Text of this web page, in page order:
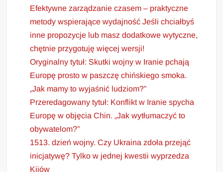
Efektywne zarządzanie czasem – praktyczne
metody wspierające wydajność Jeśli chciałbyś
inne propozycje lub masz dodatkowe wytyczne,
chętnie przygotuję więcej wersji!
Oryginalny tytuł: Skutki wojny w Iranie pchają
Europę prosto w paszczę chińskiego smoka.
„Jak mamy to wyjaśnić ludziom?”
Przeredagowany tytuł: Konflikt w Iranie spycha
Europę w objęcia Chin. „Jak wytłumaczyć to
obywatelom?”
1513. dzień wojny. Czy Ukraina zdoła przejąć
inicjatywę? Tylko w jednej kwestii wyprzedza
Kijów